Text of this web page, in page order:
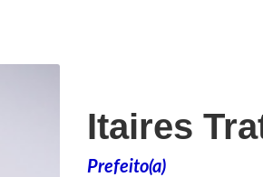
Itaires
Prefeito(a)